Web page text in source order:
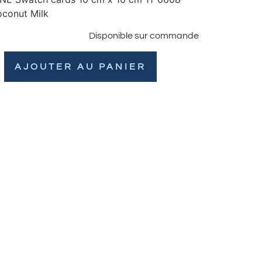
Milk
Disponible sur commande
AJOUTER AU PANIER